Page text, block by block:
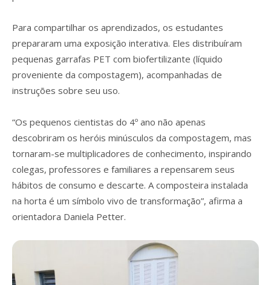
Para compartilhar os aprendizados, os estudantes
prepararam uma exposição interativa. Eles distribuíram
pequenas garrafas PET com biofertilizante (líquido
proveniente da compostagem), acompanhadas de
instruções sobre seu uso.
“Os pequenos cientistas do 4º ano não apenas
descobriram os heróis minúsculos da compostagem, mas
tornaram-se multiplicadores de conhecimento, inspirando
colegas, professores e familiares a repensarem seus
hábitos de consumo e descarte. A composteira instalada
na horta é um símbolo vivo de transformação”, afirma a
orientadora Daniela Petter.